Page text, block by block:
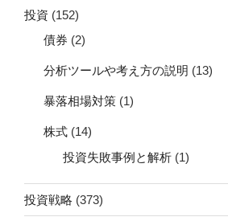
投資 (152)
債券 (2)
分析ツールや考え方の説明 (13)
暴落相場対策 (1)
株式 (14)
投資失敗事例と解析 (1)
投資戦略 (373)